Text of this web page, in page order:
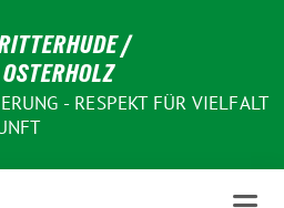
/
- RESPEKT FÜR VIELFALT